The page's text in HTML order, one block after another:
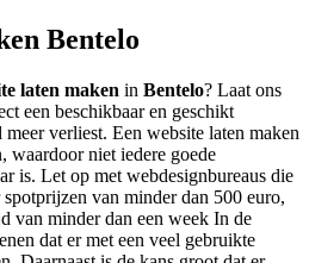
Bentelo
laten maken in Bentelo? Laat ons
een beschikbaar en geschikt
verliest. Een website laten maken
waardoor niet iedere goede
is. Let op met webdesignbureaus die
van minder dan 500 euro,
van minder dan een week In de
dat er met een veel gebruikte